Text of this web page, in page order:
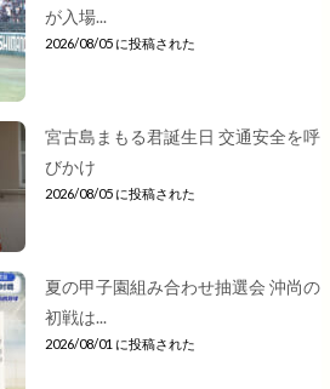
が入場...
2026/08/05 に投稿された
宮古島まもる君誕生日 交通安全を呼
びかけ
2026/08/05 に投稿された
夏の甲子園組み合わせ抽選会 沖尚の
初戦は...
2026/08/01 に投稿された